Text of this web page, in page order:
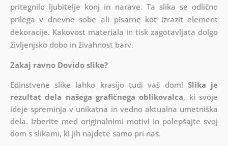
pritegnilo ljubitelje konj in narave. Ta slika se odlično
prilega v dnevne sobe ali pisarne kot izrazit element
dekoracije. Kakovost materiala in tisk zagotavljata dolgo
življenjsko dobo in živahnost barv.
Zakaj ravno Dovido slike?
Edinstvene slike lahko krasijo tudi vaš dom! Slika je
rezultat dela našega grafičnega oblikovalca, ki svoje
ideje spreminja v unikatna in vedno aktualna umetniška
dela. Izberite med originalnimi motivi in polepšajte svoj
dom s slikami, ki jih najdete samo pri nas.